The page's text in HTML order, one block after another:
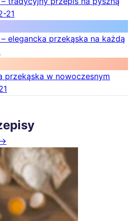
21
elegancka przekąska na każdą
przekąska w nowoczesnym